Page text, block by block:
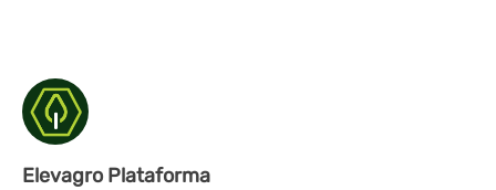
Elevagro Plataforma